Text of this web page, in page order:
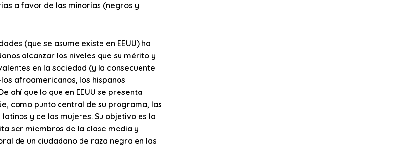
a favor de las minorías (negros y
(que se asume existe en EEUU) ha
alcanzar los niveles que su mérito y
en la sociedad (y la consecuente
afroamericanos, los hispanos
ahí que lo que en EEUU se presenta
como punto central de su programa, las
y de las mujeres. Su objetivo es la
ser miembros de la clase media y
de un ciudadano de raza negra en las